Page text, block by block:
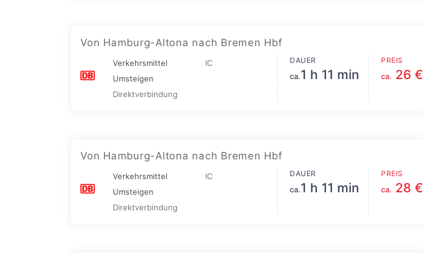
Von Hamburg-Altona nach Bremen Hbf
Verkehrsmittel
IC
Umsteigen
Direktverbindung
DAUER
ca.1 h 11 min
PREIS
ca. 26 €
Von Hamburg-Altona nach Bremen Hbf
Verkehrsmittel
IC
Umsteigen
Direktverbindung
DAUER
ca.1 h 11 min
PREIS
ca. 28 €